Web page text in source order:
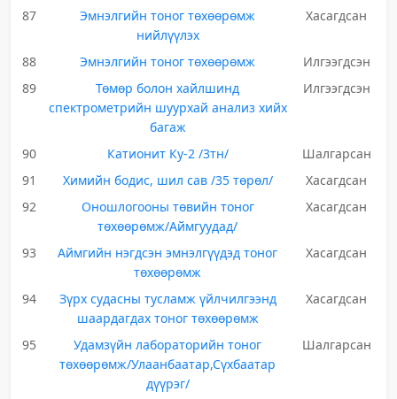
87
Эмнэлгийн тоног төхөөрөмж
нийлүүлэх
Хасагдсан
88 Эмнэлгийн тоног төхөөрөмж
Илгээгдсэн
89
Төмөр болон хайлшинд
спектрометрийн шуурхай анализ хийх
багаж
Илгээгдсэн
90 Катионит Ку-2 /3тн/
Шалгарсан
91
Химийн бодис, шил сав /35 төрөл/
Хасагдсан
92
Оношлогооны төвийн тоног
төхөөрөмж/Аймгуудад/
Хасагдсан
93
Аймгийн нэгдсэн эмнэлгүүдэд тоног
төхөөрөмж
Хасагдсан
94
Зүрх судасны тусламж үйлчилгээнд
шаардагдах тоног төхөөрөмж
Хасагдсан
95
Удамзүйн лабораторийн тоног
төхөөрөмж/Улаанбаатар,Сүхбаатар
дүүрэг/
Шалгарсан